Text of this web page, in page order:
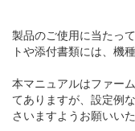
製品のご使用に当たっ
トや添付書類には、機
本マニュアルはファー
てありますが、設定例
さいますようお願いいた